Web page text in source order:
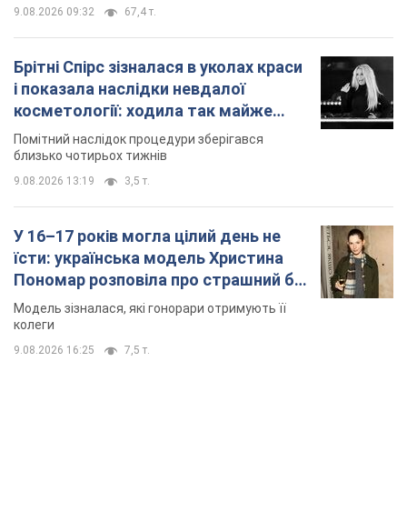
9.08.2026 09:32 67,4 т.
Брітні Спірс зізналася в уколах краси
і показала наслідки невдалої
косметології: ходила так майже
місяць
Помітний наслідок процедури зберігався
близько чотирьох тижнів
9.08.2026 13:19 3,5 т.
У 16–17 років могла цілий день не
їсти: українська модель Христина
Пономар розповіла про страшний бік
модельної кар’єри
Модель зізналася, які гонорари отримують її
колеги
9.08.2026 16:25 7,5 т.